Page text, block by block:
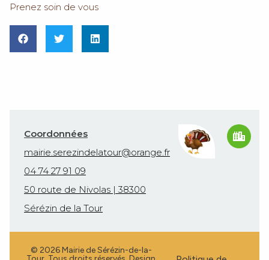
Prenez soin de vous
Coordonnées
mairie.serezindelatour@orange.fr
04 74 27 91 09
50 route de Nivolas | 38300
Sérézin de la Tour
© 2026 Mairie de Sérézin-de-la-